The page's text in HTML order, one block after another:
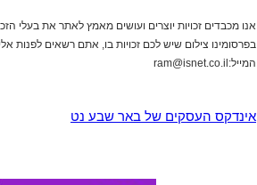
אנו מכבדים זכויות יוצרים ועושים מאמץ לאתר את בעלי
בפרסומינו צילום שיש לכם זכויות בו, אתם רשאים לפנות
המייל:ram@isnet.co.il
אינדקס העסקים של באר שבע נט